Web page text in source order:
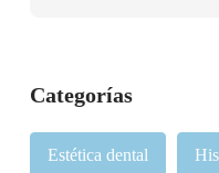
Categorías
Estética dental